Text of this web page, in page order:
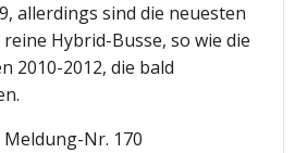
allerdings sind die neuesten
Hybrid-Busse, so wie die
2010-2012, die bald
Nr. 170